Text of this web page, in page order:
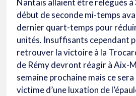
Nantais allaient être relégués à
début de seconde mi-temps
dernier quart-temps pour
unités. Insuffisants cependant
retrouver la victoire à la
de Rémy devront réagir à Aix-
semaine prochaine mais ce
victime d’une luxation de